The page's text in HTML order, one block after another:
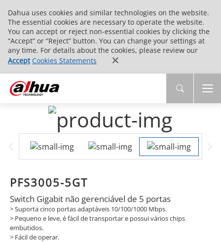
Dahua uses cookies and similar technologies on the website.
The essential cookies are necessary to operate the website.
You can accept or reject non-essential cookies by clicking the
“Accept” or “Reject” button. You can change your settings at
any time. For details about the cookies, please review our
Accept Cookies Statements
PFS3005-5GT
Switch Gigabit não gerenciável de 5 portas
> Suporta cinco portas adaptáveis 10/100/1000 Mbps.
> Pequeno e leve, é fácil de transportar e possui vários chips
embutidos.
> Fácil de operar.